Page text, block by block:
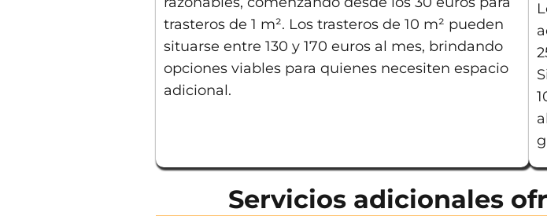
trasteros de 1 m². Los trasteros de 10 m² pueden
situarse entre 130 y 170 euros al mes, brindando
opciones viables para quienes necesiten espacio
adicional.
Servicios adicionales